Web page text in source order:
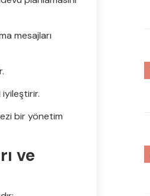
mesajları
iyileştirir.
bir yönetim
ve